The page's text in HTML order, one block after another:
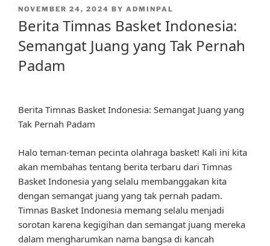
POSTED
NOVEMBER 24, 2024 BY ADMINPAL
Berita Timnas Basket Indonesia:
Semangat Juang yang Tak Pernah
Padam
Berita Timnas Basket Indonesia: Semangat Juang yang
Tak Pernah Padam
Halo teman-teman pecinta olahraga basket! Kali ini kita
akan membahas tentang berita terbaru dari Timnas
Basket Indonesia yang selalu membanggakan kita
dengan semangat juang yang tak pernah padam.
Timnas Basket Indonesia memang selalu menjadi
sorotan karena kegigihan dan semangat juang mereka
dalam mengharumkan nama bangsa di kancah